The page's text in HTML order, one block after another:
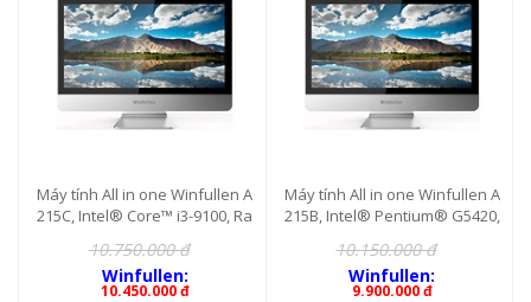
Máy tính All in one Winfullen A
215C, Intel® Core™ i3-9100, Ra
nch White10.750.000 đ
Winfullen:
10.450.000 đ
Máy tính All in one Winfullen A
215B, Intel® Pentium® G5420,
5 inch White10.150.000 đ
Winfullen:
9.900.000 đ